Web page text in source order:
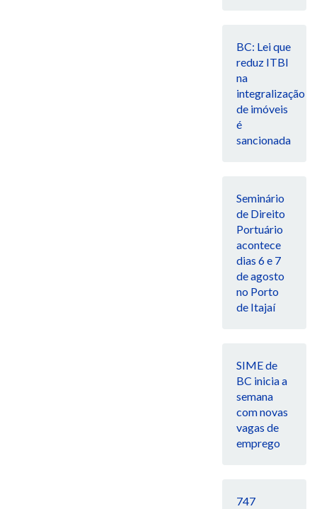
BC: Lei que
reduz ITBI
na
integralização
de imóveis
é
sancionada
Seminário
de Direito
Portuário
acontece
dias 6 e 7
de agosto
no Porto
de Itajaí
SIME de
BC inicia a
semana
com novas
vagas de
emprego
747